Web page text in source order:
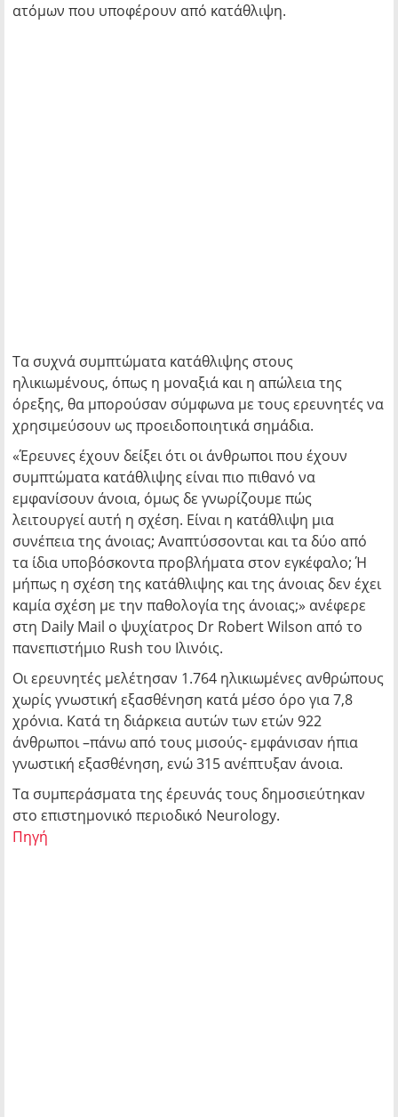
ατόμων που υποφέρουν από κατάθλιψη.
Τα συχνά συμπτώματα κατάθλιψης στους
ηλικιωμένους, όπως η μοναξιά και η απώλεια της
όρεξης, θα μπορούσαν σύμφωνα με τους ερευνητές να
χρησιμεύσουν ως προειδοποιητικά σημάδια.
«Έρευνες έχουν δείξει ότι οι άνθρωποι που έχουν
συμπτώματα κατάθλιψης είναι πιο πιθανό να
εμφανίσουν άνοια, όμως δε γνωρίζουμε πώς
λειτουργεί αυτή η σχέση. Είναι η κατάθλιψη μια
συνέπεια της άνοιας; Αναπτύσσονται και τα δύο από
τα ίδια υποβόσκοντα προβλήματα στον εγκέφαλο; Ή
μήπως η σχέση της κατάθλιψης και της άνοιας δεν έχει
καμία σχέση με την παθολογία της άνοιας;» ανέφερε
στη Daily Mail ο ψυχίατρος Dr Robert Wilson από το
πανεπιστήμιο Rush του Ιλινόις.
Οι ερευνητές μελέτησαν 1.764 ηλικιωμένες ανθρώπους
χωρίς γνωστική εξασθένηση κατά μέσο όρο για 7,8
χρόνια. Κατά τη διάρκεια αυτών των ετών 922
άνθρωποι –πάνω από τους μισούς- εμφάνισαν ήπια
γνωστική εξασθένηση, ενώ 315 ανέπτυξαν άνοια.
Τα συμπεράσματα της έρευνάς τους δημοσιεύτηκαν
στο επιστημονικό περιοδικό Neurology.
Πηγή